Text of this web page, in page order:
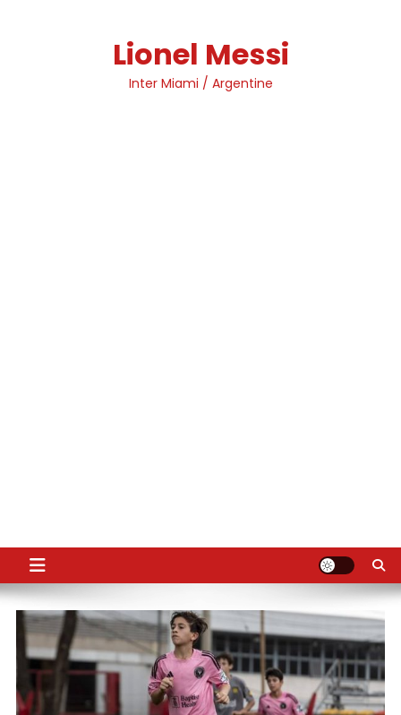
Lionel Messi
Inter Miami / Argentine